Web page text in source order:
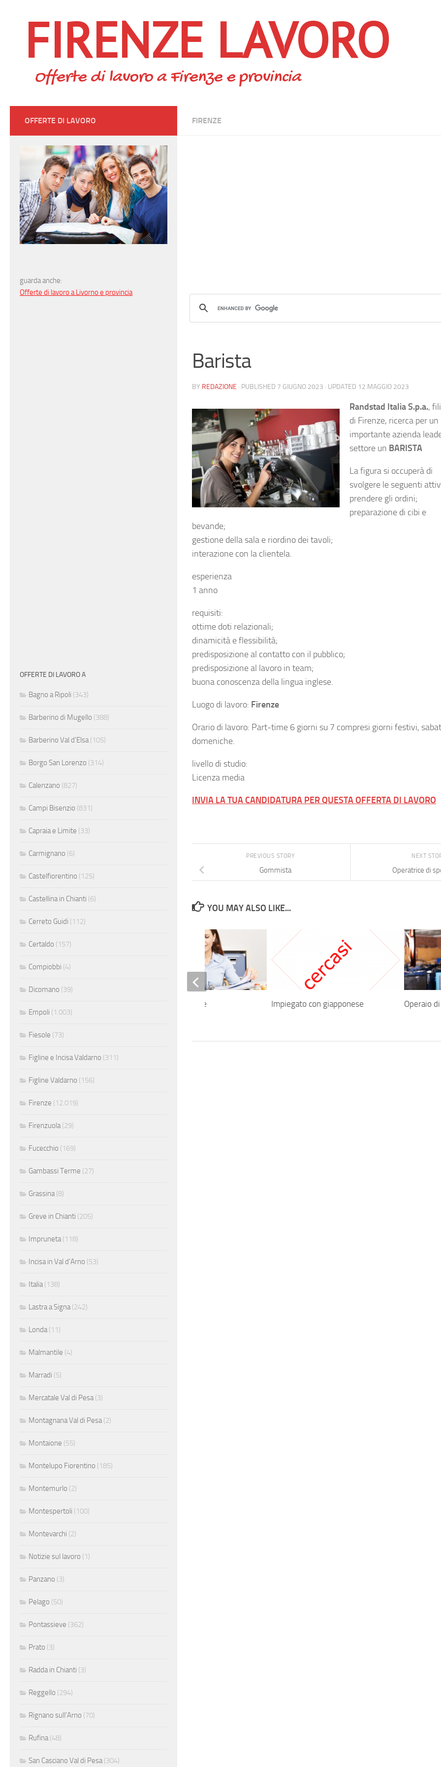
FIRENZE LAVORO
Offerte di lavoro a Firenze e provincia
FIRENZE
Barista
BY REDAZIONE · PUBLISHED 7 GIUGNO 2023 · UPDATED 12 MAGGIO 2023
Randstad Italia S.p.a.,
di Firenze, ricerca per un
importante azienda
settore un BARISTA
La figura si occuperà di
svolgere le seguenti
prendere gli ordini;
preparazione di cibi e
bevande;
gestione della sala e riordino dei tavoli;
interazione con la clientela.
esperienza
1 anno
requisiti:
ottime doti relazionali;
dinamicità e flessibilità;
predisposizione al contatto con il pubblico;
predisposizione al lavoro in team;
buona conoscenza della lingua inglese.
Luogo di lavoro: Firenze
Orario di lavoro: Part-time 6 giorni su 7 compresi giorni festivi,
domeniche.
livello di studio:
Licenza media
INVIA LA TUA CANDIDATURA PER QUESTA OFFERTA DI LAVORO
NEXT
Operatrice di
PREVIOUS STORY
Gommista
YOU MAY ALSO LIKE...
Impiegato con giapponese Operaio
Impiegata contabile
OFFERTE DI LAVORO
guarda anche:
Offerte di lavoro a Livorno e provincia
OFFERTE DI LAVORO A
Bagno a Ripoli (343)
Barberino di Mugello (388)
Barberino Val d'Elsa(105)
Borgo San Lorenzo (314)
Calenzano (827)
Campi Bisenzio (831)
Capraia e Limite (33)
Carmignano (6)
Castelfiorentino (125)
Castellina in Chianti (6)
Cerreto Guidi (112)
Certaldo (157)
Compiobbi (4)
Dicomano (39)
Empoli (1.003)
Fiesole (73)
Figline e Incisa Valdarno (311)
Figline Valdarno (156)
Firenze (12.019)
Firenzuola(29)
Fucecchio (169)
Gambassi Terme (27)
Grassina(8)
Greve in Chianti (205)
Impruneta(118)
Incisa in Val d'Arno (53)
Italia(138)
Lastra a Signa(242)
Londa(11)
Malmantile (4)
Marradi (5)
Mercatale Val di Pesa(3)
Montagnana Val di Pesa(2)
Montaione (55)
Montelupo Fiorentino (185)
Montemurlo (2)
Montespertoli (100)
Montevarchi (2)
Notizie sul lavoro (1)
Panzano (3)
Pelago (50)
Pontassieve (362)
Prato (3)
Radda in Chianti (3)
Reggello (294)
Rignano sull'Arno (70)
Rufina(48)
San Casciano Val di Pesa(304)